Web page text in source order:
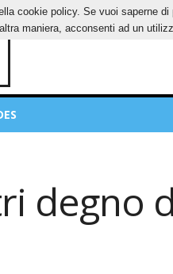
degno
cookie policy. Se vuoi saperne
maniera, acconsenti ad un